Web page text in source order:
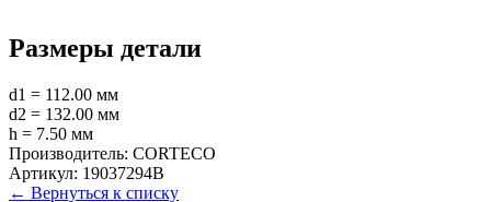
Размеры детали
d1 = 112.00 мм
d2 = 132.00 мм
h = 7.50 мм
Производитель: CORTECO
Артикул: 19037294B
← Вернуться к списку